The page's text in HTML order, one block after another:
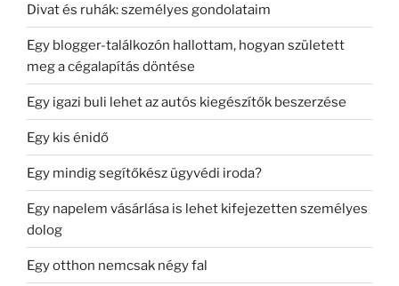
Divat és ruhák: személyes gondolataim
Egy blogger-találkozón hallottam, hogyan született
meg a cégalapítás döntése
Egy igazi buli lehet az autós kiegészítők beszerzése
Egy kis énidő
Egy mindig segítőkész ügyvédi iroda?
Egy napelem vásárlása is lehet kifejezetten személyes
dolog
Egy otthon nemcsak négy fal